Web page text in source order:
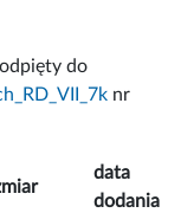
do
nr
data
dodania